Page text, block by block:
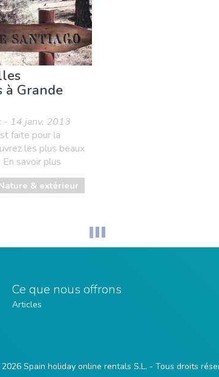
à Grande
- 14 janv. 2013
faite pour la
les plus beaux
En savoir plus
& extérieur
Ce que nous offrons
Articles
Spain holiday online rentals S.L. - Tous droits